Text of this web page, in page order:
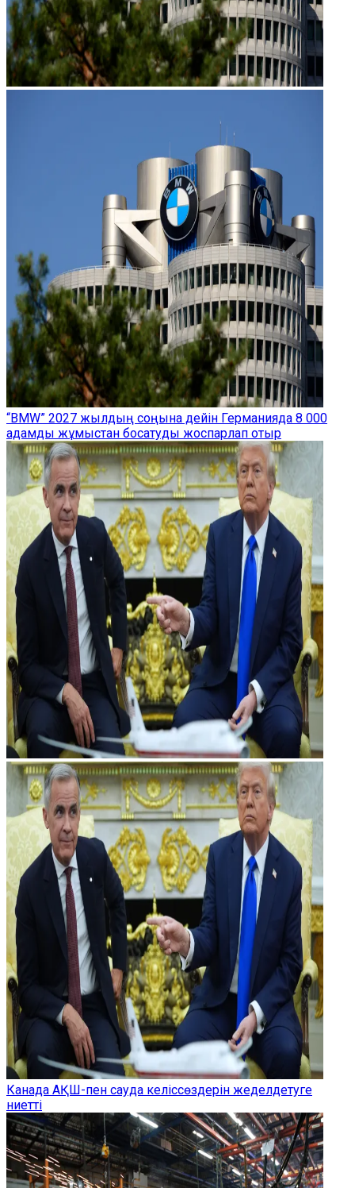
“BMW” 2027 жылдың соңына дейін Германияда 8 000
адамды жұмыстан босатуды жоспарлап отыр
Канада АҚШ-пен сауда келіссөздерін жеделдетуге
ниетті